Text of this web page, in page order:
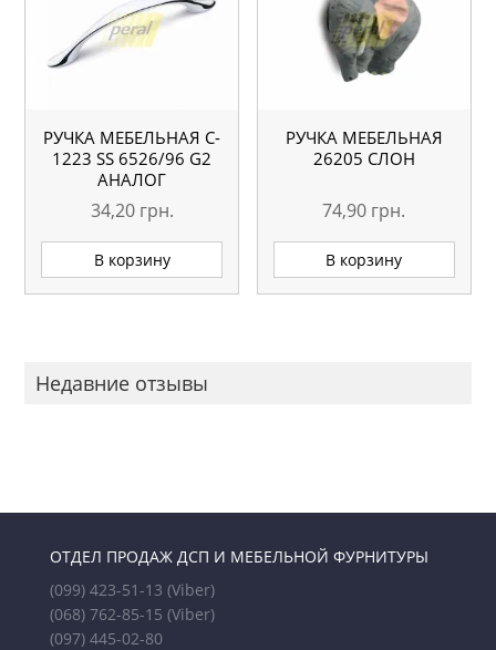
РУЧКА МЕБЕЛЬНАЯ C-
1223 SS 6526/96 G2
АНАЛОГ
34,20 грн.
В корзину
РУЧКА МЕБЕЛЬНАЯ
26205 СЛОН
74,90 грн.
В корзину
Недавние отзывы
ОТДЕЛ ПРОДАЖ ДСП И МЕБЕЛЬНОЙ ФУРНИТУРЫ
(099) 423-51-13 (Viber)
(068) 762-85-15 (Viber)
(097) 445-02-80